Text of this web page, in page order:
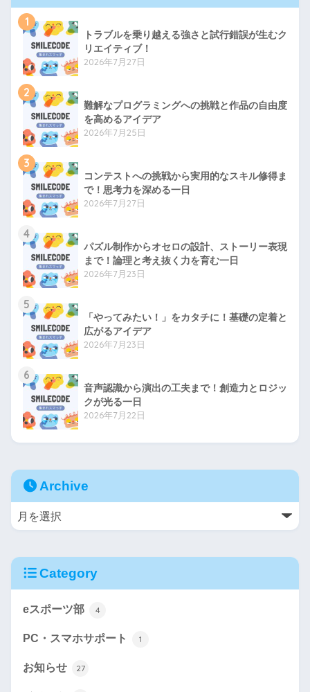
1
トラブルを乗り越える強さと試行錯誤が生むク
リエイティブ！
2026年7月27日
2
難解なプログラミングへの挑戦と作品の自由度
を高めるアイデア
2026年7月25日
3
コンテストへの挑戦から実用的なスキル修得ま
で！思考力を深める一日
2026年7月27日
4
パズル制作からオセロの設計、ストーリー表現
まで！論理と考え抜く力を育む一日
2026年7月23日
5
「やってみたい！」をカタチに！基礎の定着と
広がるアイデア
2026年7月23日
6
音声認識から演出の工夫まで！創造力とロジッ
クが光る一日
2026年7月22日
Archive
Category
eスポーツ部 4
PC・スマホサポート 1
お知らせ 27